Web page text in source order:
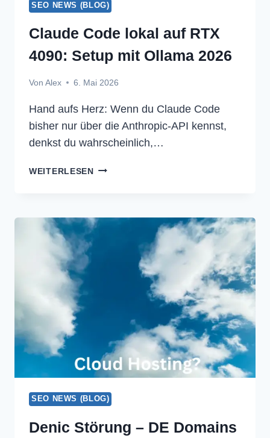
SEO NEWS (BLOG)
Claude Code lokal auf RTX
4090: Setup mit Ollama 2026
Von Alex 6. Mai 2026
Hand aufs Herz: Wenn du Claude Code
bisher nur über die Anthropic-API kennst,
denkst du wahrscheinlich,…
WEITERLESENCLAUDE
RTX
SEO NEWS (BLOG)
Denic Störung – DE Domains